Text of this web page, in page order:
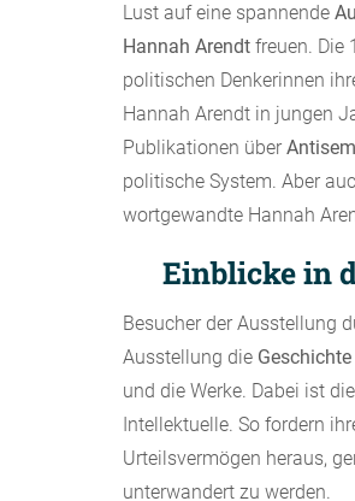
Lust auf eine spannende
Hannah Arendt freuen. Die
politischen Denkerinnen
Hannah Arendt in jungen
Publikationen über
politische System. Aber
wortgewandte Hannah
Einblicke in
Besucher der Ausstellung
Ausstellung die
und die Werke. Dabei ist
Intellektuelle. So fordern
Urteilsvermögen heraus,
unterwandert zu werden.